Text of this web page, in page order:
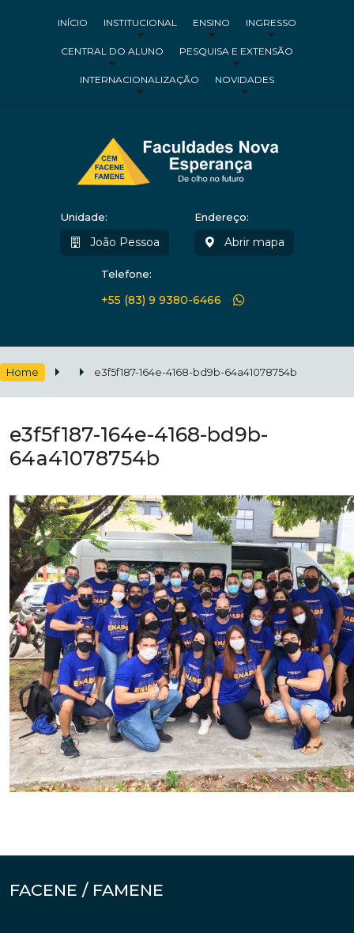
INÍCIO INSTITUCIONAL ENSINO INGRESSO
CENTRAL DO ALUNO PESQUISA E EXTENSÃO
INTERNACIONALIZAÇÃO NOVIDADES
Unidade:
João Pessoa
Endereço:
Abrir mapa
Telefone:
+55 (83) 9 9380-6466
Home e3f5f187-164e-4168-bd9b-64a41078754b
e3f5f187-164e-4168-bd9b-
64a41078754b
FACENE / FAMENE